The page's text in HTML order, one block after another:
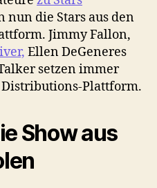
nun die Stars aus den
Jimmy Fallon,
Ellen DeGeneres
setzen immer
Distributions-Plattform.
Show aus